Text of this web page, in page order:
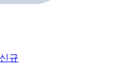
신규